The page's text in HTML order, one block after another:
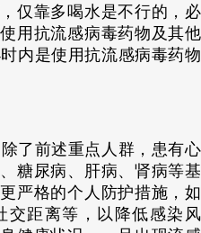
仅靠多喝水是不行的，必
用抗流感病毒药物及其他
内是使用抗流感病毒药物
了前述重点人群，患有心
糖尿病、肝病、肾病等基
严格的个人防护措施，如
交距离等，以降低感染风